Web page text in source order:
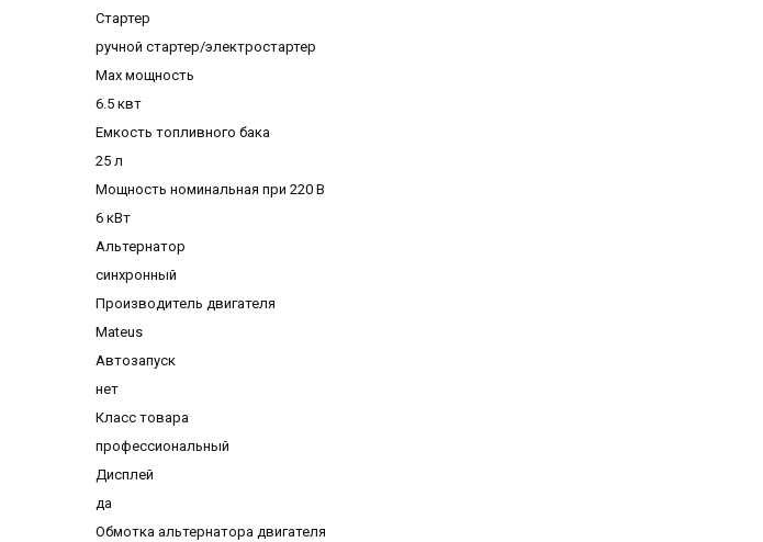
Стартер
ручной стартер/электростартер
Max мощность
6.5 квт
Емкость топливного бака
25 л
Мощность номинальная при 220 В
6 кВт
Альтернатор
синхронный
Производитель двигателя
Mateus
Автозапуск
нет
Класс товара
профессиональный
Дисплей
да
Обмотка альтернатора двигателя